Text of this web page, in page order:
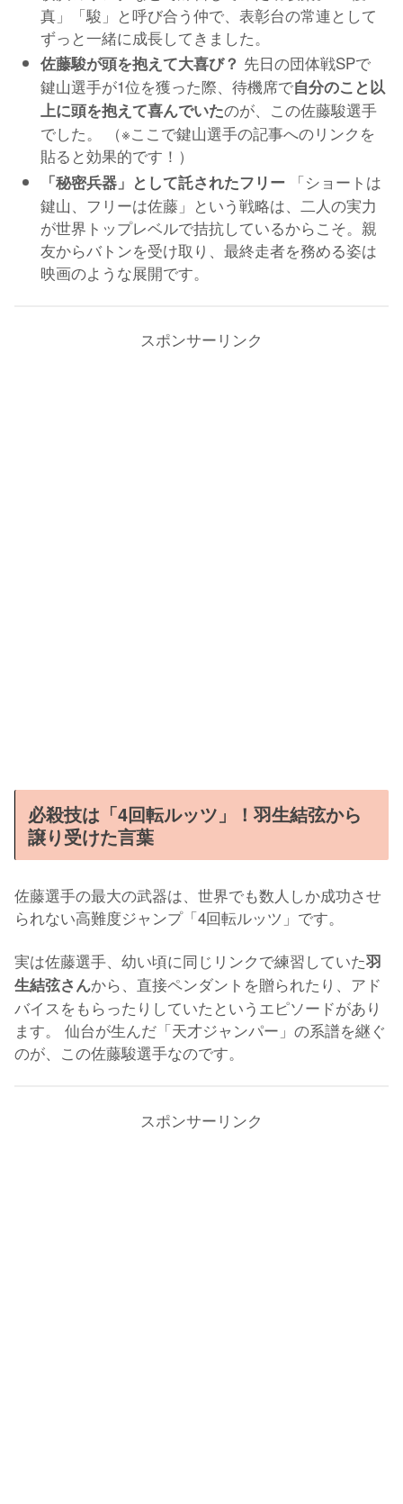
真」「駿」と呼び合う仲で、表彰台の常連として
ずっと一緒に成長してきました。
佐藤駿が頭を抱えて大喜び？ 先日の団体戦SPで
鍵山選手が1位を獲った際、待機席で自分のこと以
上に頭を抱えて喜んでいたのが、この佐藤駿選手
でした。 （※ここで鍵山選手の記事へのリンクを
貼ると効果的です！）
「秘密兵器」として託されたフリー 「ショートは
鍵山、フリーは佐藤」という戦略は、二人の実力
が世界トップレベルで拮抗しているからこそ。親
友からバトンを受け取り、最終走者を務める姿は
映画のような展開です。
スポンサーリンク
必殺技は「4回転ルッツ」！羽生結弦から
譲り受けた言葉
佐藤選手の最大の武器は、世界でも数人しか成功させ
られない高難度ジャンプ「4回転ルッツ」です。
実は佐藤選手、幼い頃に同じリンクで練習していた羽
生結弦さんから、直接ペンダントを贈られたり、アド
バイスをもらったりしていたというエピソードがあり
ます。 仙台が生んだ「天才ジャンパー」の系譜を継ぐ
のが、この佐藤駿選手なのです。
スポンサーリンク